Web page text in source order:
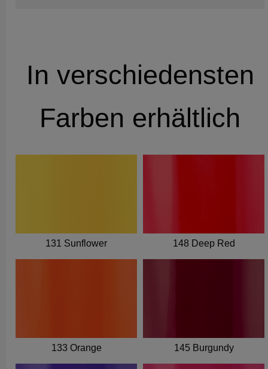
In verschiedensten
Farben erhältlich
131 Sunflower 148 Deep Red
133 Orange 145 Burgundy